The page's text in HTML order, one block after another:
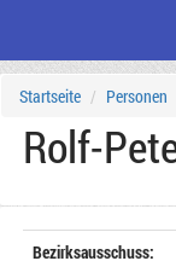
Seiteninhalt
Startseite Personen
Rolf-
Bezirksausschuss: